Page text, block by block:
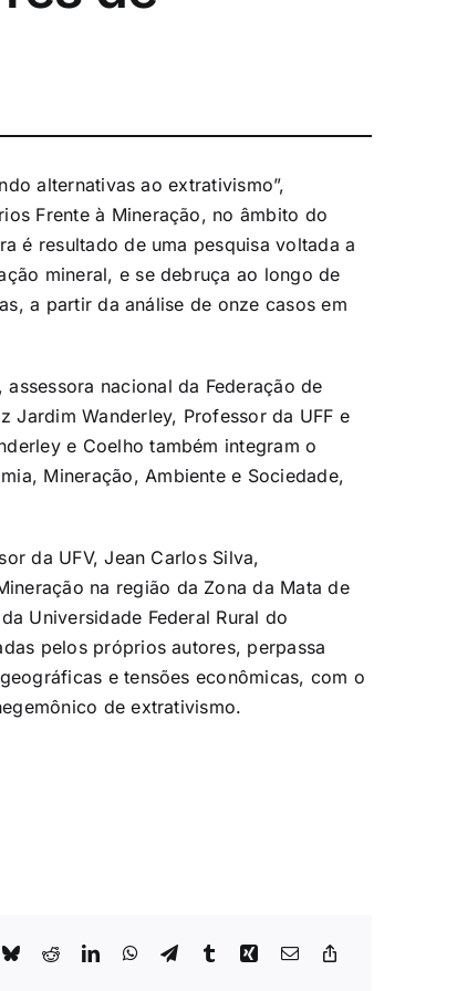
alternativas ao extrativismo”,
Frente à Mineração, no âmbito do
é resultado de uma pesquisa voltada a
mineral, e se debruça ao longo de
a partir da análise de onze casos em
nacional da Federação de
Jardim Wanderley, Professor da UFF e
e Coelho também integram o
Mineração, Ambiente e Sociedade,
da UFV, Jean Carlos Silva,
na região da Zona da Mata de
Universidade Federal Rural do
pelos próprios autores, perpassa
e tensões econômicas, com o
de extrativismo.